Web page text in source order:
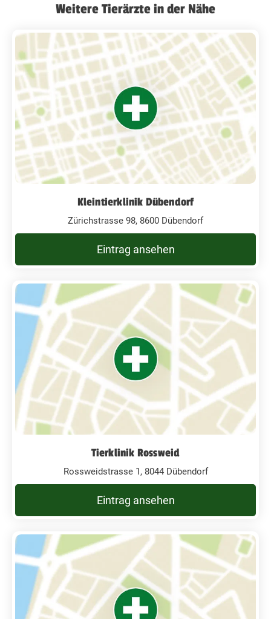
Weitere Tierärzte in der Nähe
Kleintierklinik Dübendorf
Zürichstrasse 98, 8600 Dübendorf
Eintrag ansehen
Tierklinik Rossweid
Rossweidstrasse 1, 8044 Dübendorf
Eintrag ansehen